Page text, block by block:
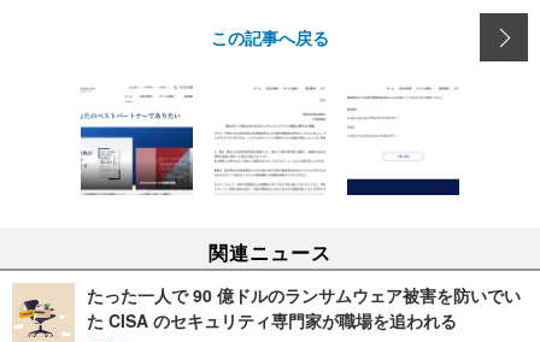
この記事へ戻る
関連ニュース
たった一人で 90 億ドルのランサムウェア被害を防いでい
た CISA のセキュリティ専門家が職場を追われる